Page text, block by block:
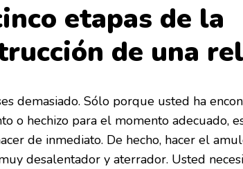
etapas de la
de una
demasiado. Sólo porque usted ha
o hechizo para el momento adecuado,
de inmediato. De hecho, hacer el
desalentador y aterrador. Usted